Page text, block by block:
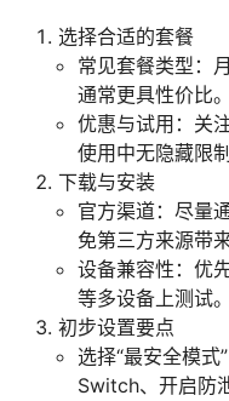
选择合适的套餐
常见套餐类型：
通常更具性价比。
优惠与试用：关
使用中无隐藏限制
下载与安装
官方渠道：尽量
免第三方来源带
设备兼容性：优
等多设备上测试。
初步设置要点
选择“最安全模
Switch、开启防